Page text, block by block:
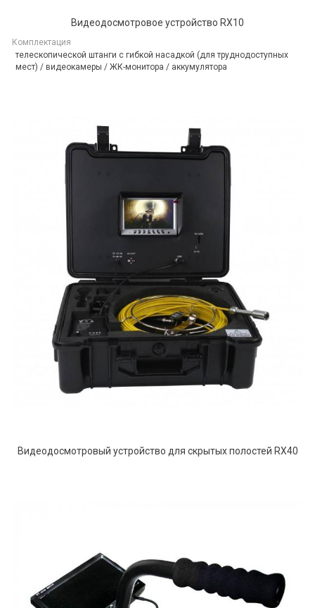
Видеодосмотровое устройство RX10
Комплектация
телескопической штанги с гибкой насадкой (для труднодоступных
мест) / видеокамеры / ЖК-монитора / аккумулятора
Видеодосмотровый устройство для скрытых полостей RX40